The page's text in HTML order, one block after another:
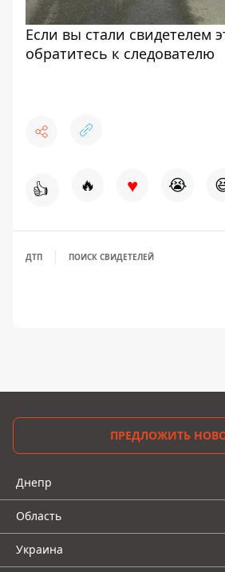
Если вы стали свидетелем
обратитесь к следователю
👍 🔥 ♥ 😭
ДТП ПОИСК СВИДЕТЕЛЕЙ
ПРЕДЛОЖИТЬ
Днепр
Область
Украина